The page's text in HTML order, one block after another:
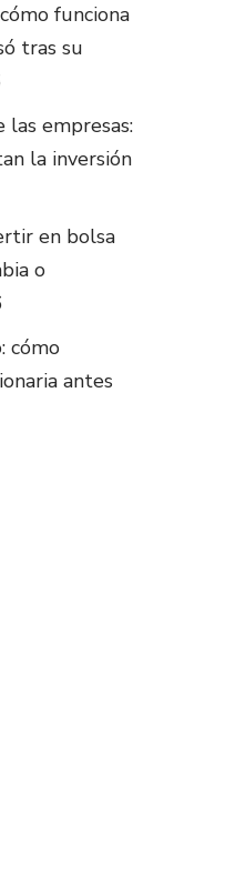
funciona
tras su
las empresas:
la inversión
en bolsa
o
cómo
antes